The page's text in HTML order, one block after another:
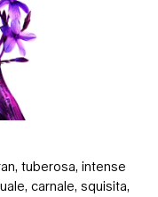
tuberosa, intense
carnale, squisita,